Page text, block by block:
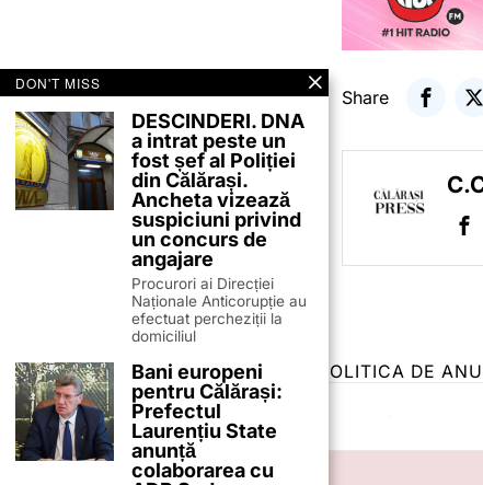
Share
TERMENI ȘI CONDIȚII COOKIES POLITICA DE
DON'T MISS
DESCINDERI. DNA
a intrat peste un
fost șef al Poliției
din Călărași.
Ancheta vizează
suspiciuni privind
un concurs de
angajare
Procurori ai Direcției
Naționale Anticorupție au
efectuat percheziții la
domiciliul
Bani europeni
pentru Călărași:
Prefectul
Laurențiu State
anunță
colaborarea cu